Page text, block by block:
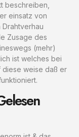
beschreiben,
einsatz von
Zusage des
(mehr)
ist welches bei
diese weise daß er